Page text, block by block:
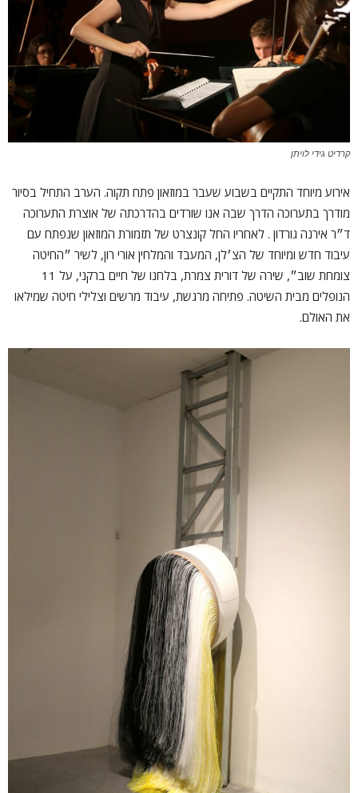
קרדיט גידי לויתן
אירוע מיוחד התקיים בשבוע שעבר במוזאון פתח תקוה. הערב התחיל בסיור
מודרך בתערוכה הדרך שבה אנו שורדים בהדרכתה של אוצרת התערוכה
ד״ר אירנה גורדון . לאחריו החל קונצרט של תזמורת המוזאון שנפתח עם
עיבוד חדש ומיוחד של הצ׳לן, המעבד והמלחין אורי רון, לשיר ״החיטה
צומחת שוב״, שירה של דורית צמרת, בלחנו של חיים ברקני, על 11
הנופלים מבית השיטה. פתיחה מרגשת, עיבוד מרשים וצלילי חיטה שמילאו
את האולם.